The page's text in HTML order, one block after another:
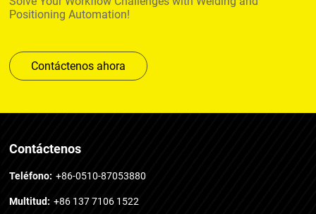
Positioning Automation!
Contáctenos ahora
Contáctenos
Teléfono: +86-0510-87053880
Multitud: +86 137 7106 1522